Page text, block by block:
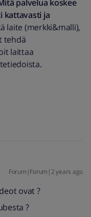
palvelua koskee
kattavasti ja
laite (merkki&malli),
tehdä
laittaa
Forum|Forum|2 years ago
ovat ?
?